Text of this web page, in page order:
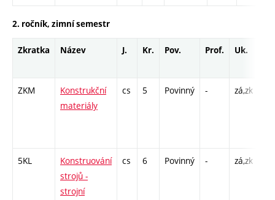
2. ročník, zimní semestr
Zkratka Název J. Kr. Pov. Prof. Uk.
ZKM
Konstrukční
materiály
cs 5 Povinný - zá,zk
5KL
Konstruování
strojů -
strojní
cs 6 Povinný - zá,zk